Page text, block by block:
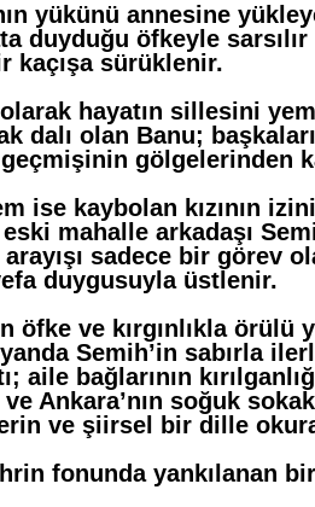
yükünü annesine
duyduğu öfkeyle sarsılır
kaçışa sürüklenir.
hayatın sillesini
dalı olan Banu;
gölgelerinden
ise kaybolan kızının
mahalle arkadaşı
sadece bir görev
duygusuyla üstlenir.
öfke ve kırgınlıkla örülü
Semih’in sabırla
aile bağlarının
Ankara’nın soğuk
ve şiirsel bir dille
fonunda yankılanan